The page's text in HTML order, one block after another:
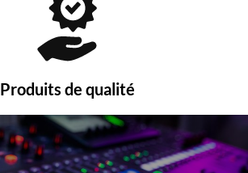
Produits de qualité